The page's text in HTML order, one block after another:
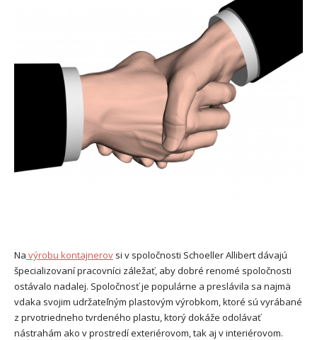
Na výrobu kontajnerov si v spoločnosti Schoeller Allibert dávajú
špecializovaní pracovníci záležať, aby dobré renomé spoločnosti
ostávalo nadalej. Spoločnosť je populárne a preslávila sa najmä
vdaka svojim udržateľným plastovým výrobkom, ktoré sú vyrábané
z prvotriedneho tvrdeného plastu, ktorý dokáže odolávať
nástrahám ako v prostredí exteriérovom, tak aj v interiérovom.